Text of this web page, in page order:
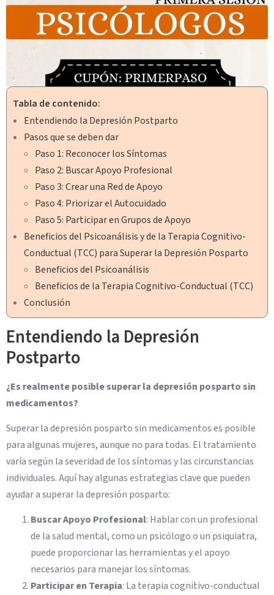
Tabla de contenido:
Entendiendo la Depresión Postparto
Pasos que se deben dar
Paso 1: Reconocer los Síntomas
Paso 2: Buscar Apoyo Profesional
Paso 3: Crear una Red de Apoyo
Paso 4: Priorizar el Autocuidado
Paso 5: Participar en Grupos de Apoyo
Beneficios del Psicoanálisis y de la Terapia Cognitivo-
Conductual (TCC) para Superar la Depresión Posparto
Beneficios del Psicoanálisis
Beneficios de la Terapia Cognitivo-Conductual (TCC)
Conclusión
Entendiendo la Depresión
Postparto
¿Es realmente posible superar la depresión posparto sin
medicamentos?
Superar la depresión posparto sin medicamentos es posible
para algunas mujeres, aunque no para todas. El tratamiento
varía según la severidad de los síntomas y las circunstancias
individuales. Aquí hay algunas estrategias clave que pueden
ayudar a superar la depresión posparto:
Buscar Apoyo Profesional: Hablar con un profesional
de la salud mental, como un psicólogo o un psiquiatra,
puede proporcionar las herramientas y el apoyo
necesarios para manejar los síntomas.
Participar en Terapia: La terapia cognitivo-conductual